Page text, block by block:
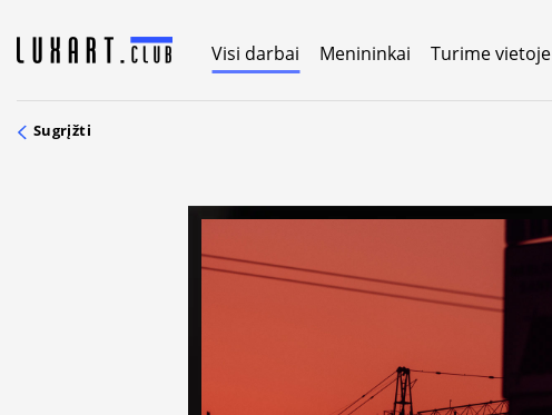
content
Visi darbai Menininkai Turime vietoje
Sugrįžti